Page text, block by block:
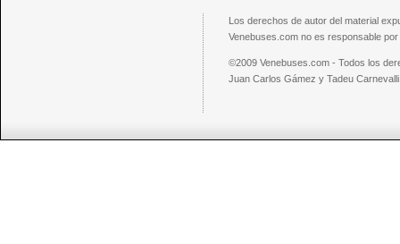
Los derechos de autor del material
Venebuses.com no es responsable
©2009 Venebuses.com - Todos los
Juan Carlos Gámez y Tadeu Carnevalli